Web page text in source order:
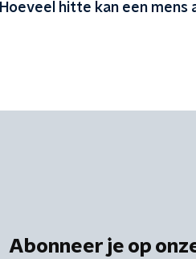
Hoeveel hitte kan een mens
Abonneer je op